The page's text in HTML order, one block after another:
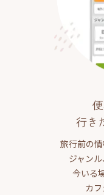
行き
旅行前の情
ジャン
今いる
カ